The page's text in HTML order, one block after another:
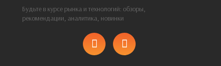
Будьте в курсе рынка и технологий: обзоры,
рекомендации, аналитика, новинки